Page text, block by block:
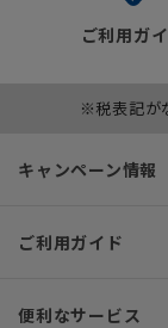
ご利用ガ
※税表記が
キャンペーン情報
ご利用ガイド
便利なサービス